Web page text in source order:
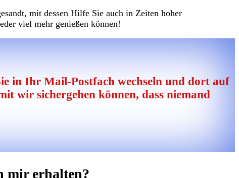
mit dessen Hilfe Sie auch in Zeiten hoher
viel mehr genießen können!
in Ihr Mail-Postfach wechseln und dort auf
wir sichergehen können, dass niemand
mir erhalten?